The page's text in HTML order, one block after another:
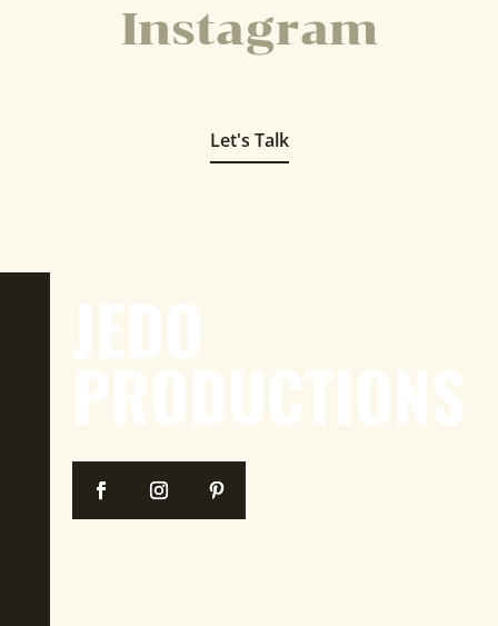
Instagram
Let's Talk